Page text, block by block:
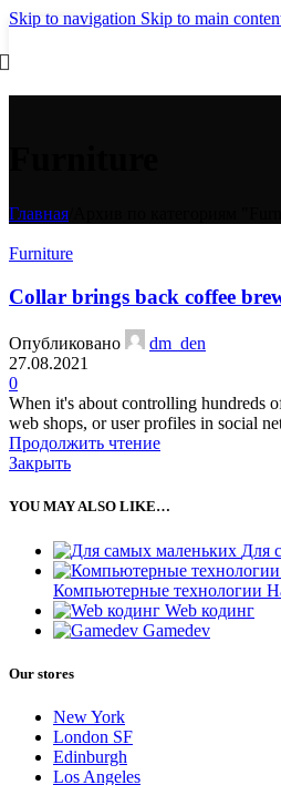
Skip to navigation Skip to main
Главная
27
Furniture
Collar brings back coffee
Опубликовано
dm_den
27.08.2021
0
When it's about controlling hundreds
web shops, or user profiles in social
Продолжить чтение
Закрыть
YOU MAY ALSO LIKE…
Для
Компьютерные технологии
Web кодинг
Gamedev
Our stores
New York
London SF
Edinburgh
Los Angeles